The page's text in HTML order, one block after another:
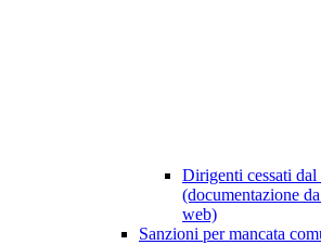
Dirigenti cessati
(documentazione
web)
Sanzioni per mancata